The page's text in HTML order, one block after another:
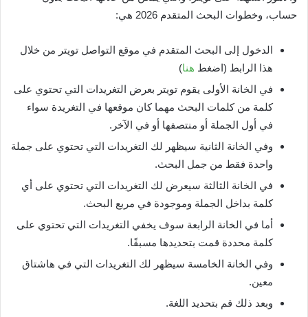
حساب، وخطوات البحث المتقدم 2026 هي:
الدخول إلى البحث المتقدم في موقع التواصل تويتر من خلال
هذا الرابط (اضغط هنا)
في الخانة الأولى يقوم تويتر بعرض التغريدات التي تحتوي على
كلمة من كلمات البحث مهما كان موقعها في التغريدة سواء
في أول الجملة أو منتصفها أو في الآخر.
وفي الخانة الثانية سيظهر لك التغريدات التي تحتوي على جملة
واحدة فقط من جمل البحث.
في الخانة الثالثة سيعرض لك التغريدات التي تحتوي على أي
كلمة بداخل الجملة وموجودة في مربع البحث.
أما في الخانة الرابعة سوف يخفي التغريدات التي تحتوي على
كلمة محددة قمت بتحديدها مسبقًا.
وفي الخانة الخامسة سيظهر لك التغريدات التي في هاشتاق
معين.
وبعد ذلك قم بتحديد اللغة.